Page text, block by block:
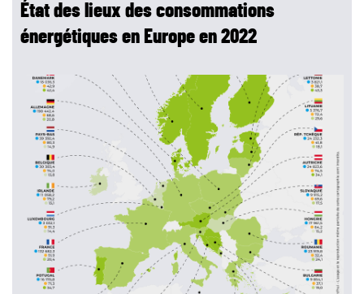
État des lieux des consommations
énergétiques en Europe en 2022